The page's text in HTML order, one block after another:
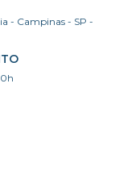
- Campinas - SP -